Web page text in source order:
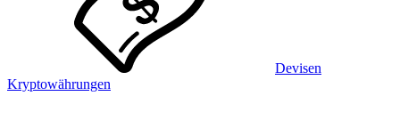
Devisen
Kryptowährungen